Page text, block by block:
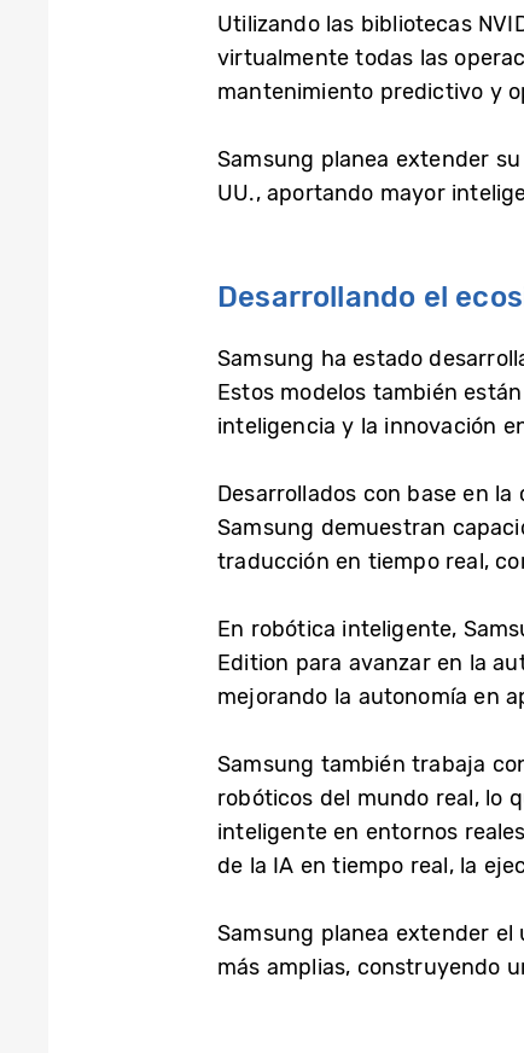
Utilizando las bibliotecas
virtualmente todas las
mantenimiento predictivo y
Samsung planea extender
UU., aportando mayor
Desarrollando el
Samsung ha estado
Estos modelos también
inteligencia y la innovación
Desarrollados con base en
Samsung demuestran
traducción en tiempo real,
En robótica inteligente,
Edition para avanzar en la
mejorando la autonomía en
Samsung también trabaja
robóticos del mundo real, lo
inteligente en entornos
de la IA en tiempo real, la
Samsung planea extender
más amplias, construyendo